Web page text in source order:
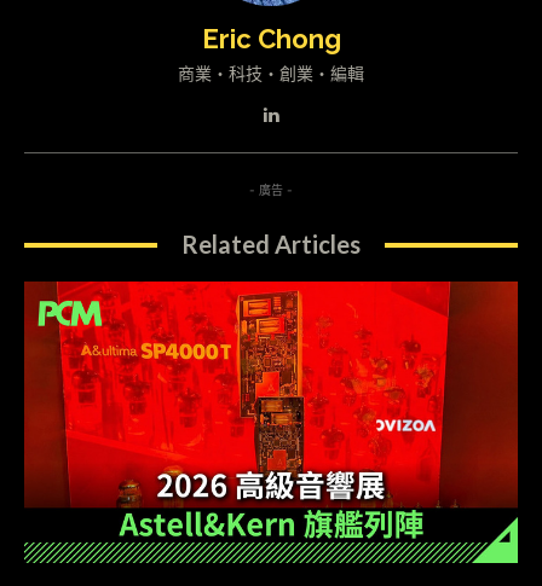
Eric Chong
商業・科技・創業・編輯
- 廣告 -
Related Articles